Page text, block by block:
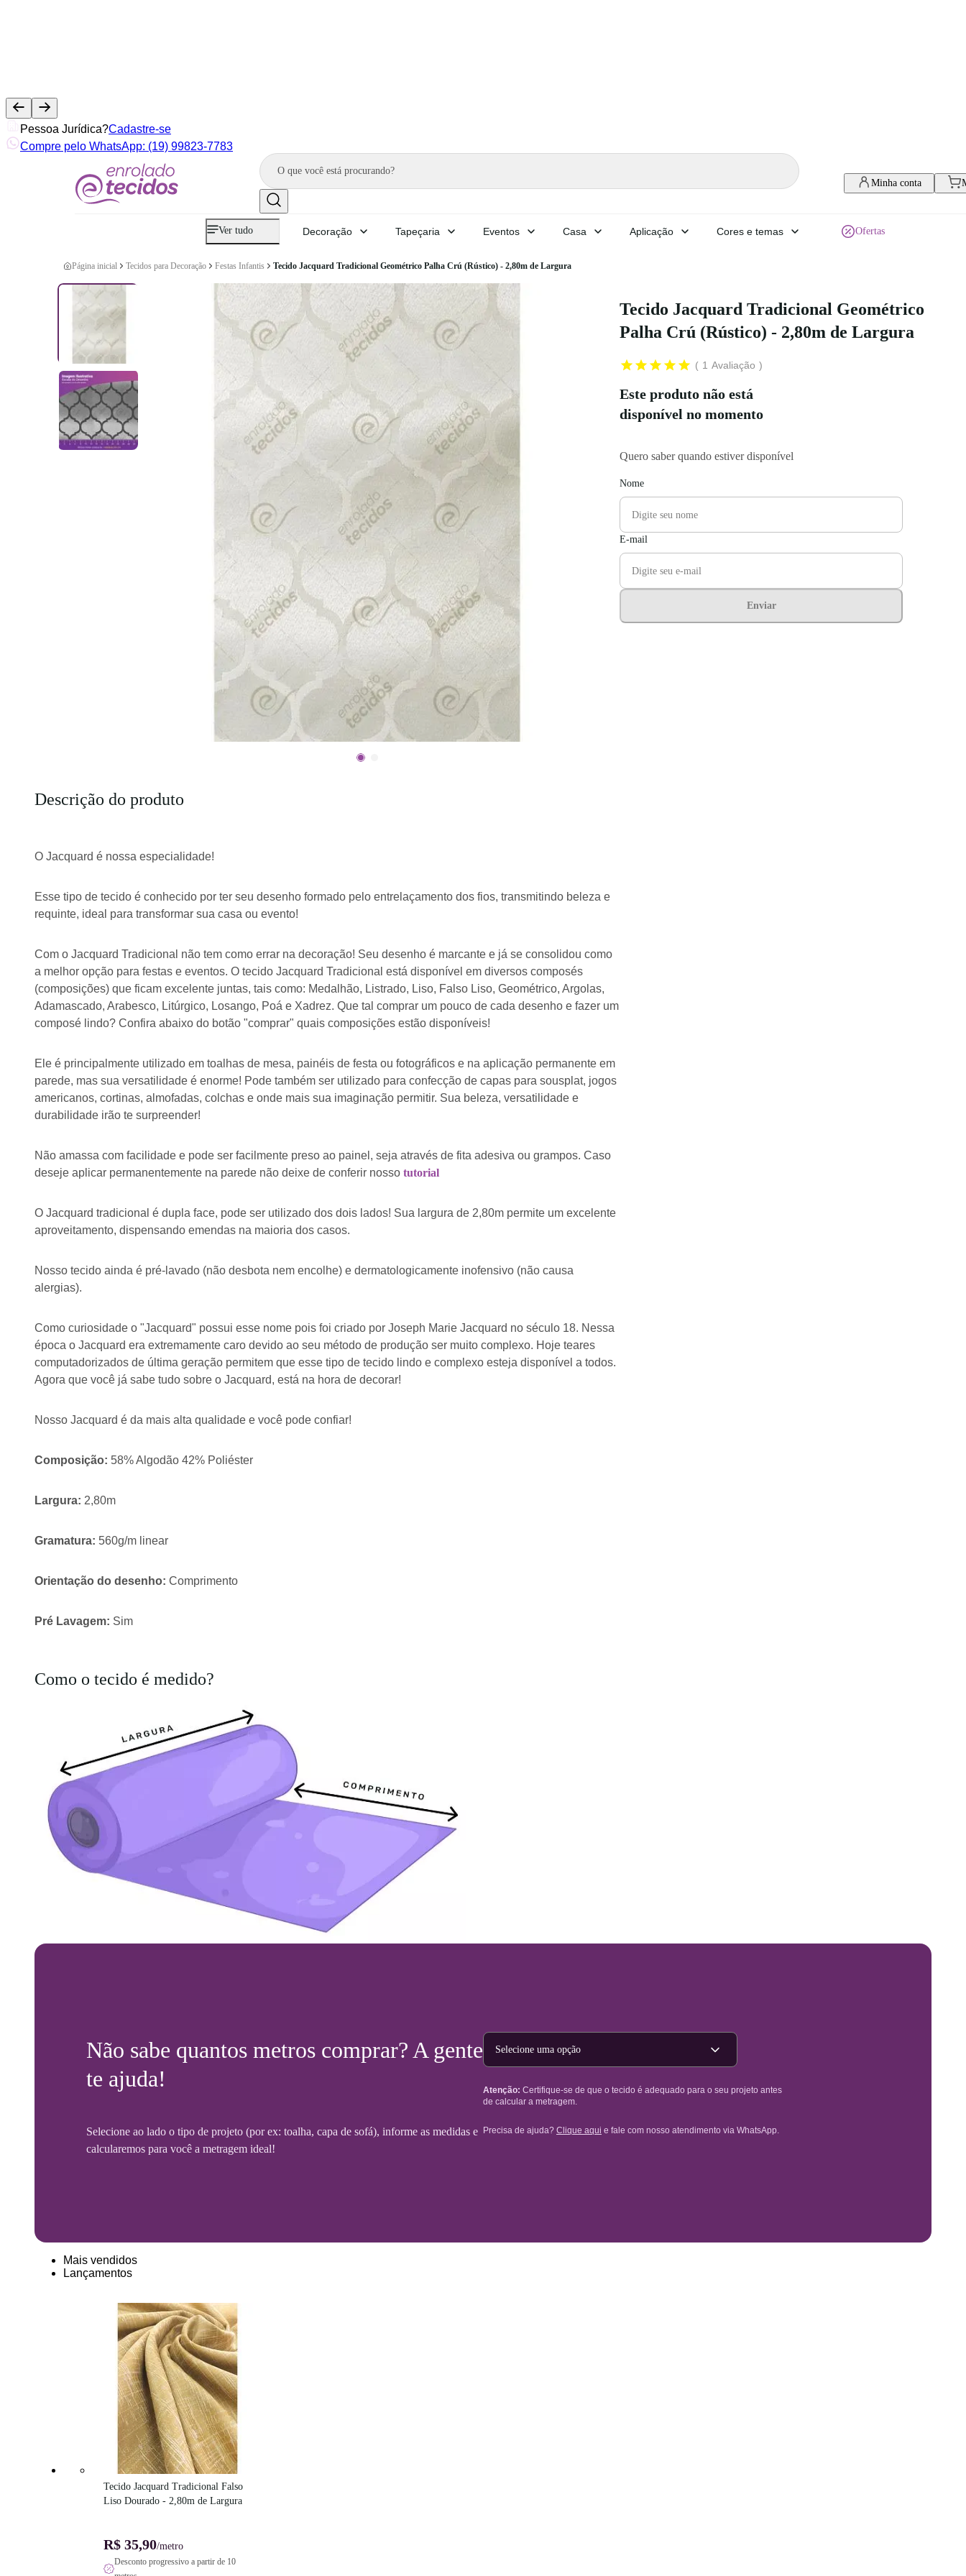
Pessoa Jurídica?Cadastre-se
Compre pelo WhatsApp: (19) 99823-7783
Minha conta
Ver tudo Decoração Tapeçaria Eventos Casa Aplicação Cores e temas Ofertas
Página inicial Tecidos para Decoração Festas Infantis Tecido Jacquard Tradicional Geométrico Palha Crú (Rústico) - 2,80m de Largura
Descrição do produto
O Jacquard é nossa especialidade!
Esse tipo de tecido é conhecido por ter seu desenho formado pelo entrelaçamento dos fios, transmitindo beleza e
requinte, ideal para transformar sua casa ou evento!
Com o Jacquard Tradicional não tem como errar na decoração! Seu desenho é marcante e já se consolidou como
a melhor opção para festas e eventos. O tecido Jacquard Tradicional está disponível em diversos composés
(composições) que ficam excelente juntas, tais como: Medalhão, Listrado, Liso, Falso Liso, Geométrico, Argolas,
Adamascado, Arabesco, Litúrgico, Losango, Poá e Xadrez. Que tal comprar um pouco de cada desenho e fazer um
composé lindo? Confira abaixo do botão "comprar" quais composições estão disponíveis!
Ele é principalmente utilizado em toalhas de mesa, painéis de festa ou fotográficos e na aplicação permanente em
parede, mas sua versatilidade é enorme! Pode também ser utilizado para confecção de capas para sousplat, jogos
americanos, cortinas, almofadas, colchas e onde mais sua imaginação permitir. Sua beleza, versatilidade e
durabilidade irão te surpreender!
Não amassa com facilidade e pode ser facilmente preso ao painel, seja através de fita adesiva ou grampos. Caso
deseje aplicar permanentemente na parede não deixe de conferir nosso tutorial
O Jacquard tradicional é dupla face, pode ser utilizado dos dois lados! Sua largura de 2,80m permite um excelente
aproveitamento, dispensando emendas na maioria dos casos.
Nosso tecido ainda é pré-lavado (não desbota nem encolhe) e dermatologicamente inofensivo (não causa
alergias).
Como curiosidade o "Jacquard" possui esse nome pois foi criado por Joseph Marie Jacquard no século 18. Nessa
época o Jacquard era extremamente caro devido ao seu método de produção ser muito complexo. Hoje teares
computadorizados de última geração permitem que esse tipo de tecido lindo e complexo esteja disponível a todos.
Agora que você já sabe tudo sobre o Jacquard, está na hora de decorar!
Nosso Jacquard é da mais alta qualidade e você pode confiar!
Composição: 58% Algodão 42% Poliéster
Largura: 2,80m
Gramatura: 560g/m linear
Orientação do desenho: Comprimento
Pré Lavagem: Sim
Como o tecido é medido?
Tecido Jacquard Tradicional Geométrico
Palha Crú (Rústico) - 2,80m de Largura
1 Avaliação
Este produto não está
disponível no momento
Quero saber quando estiver disponível
Nome
E-mail
Enviar
Não sabe quantos metros comprar? A gente
te ajuda!
Selecione ao lado o tipo de projeto (por ex: toalha, capa de sofá), informe as medidas e
calcularemos para você a metragem ideal!
Tipo de projeto
Atenção: Certifique-se de que o tecido é adequado para o seu projeto antes
de calcular a metragem.
Precisa de ajuda? Clique aqui e fale com nosso atendimento via WhatsApp.
Mais vendidos
Lançamentos
Tecido Jacquard Tradicional Falso
Liso Dourado - 2,80m de Largura
R$ 35,90/metro
Desconto progressivo a partir de 10